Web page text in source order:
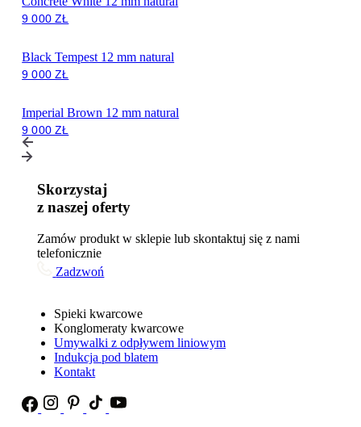
9 000ZŁ
Black Tempest 12 mm natural
9 000ZŁ
Imperial Brown 12 mm natural
9 000ZŁ
Skorzystaj
z naszej oferty
Zamów produkt w sklepie lub skontaktuj się z nami
telefonicznie
Zadzwoń
Spieki kwarcowe
Konglomeraty kwarcowe
Umywalki z odpływem liniowym
Indukcja pod blatem
Kontakt